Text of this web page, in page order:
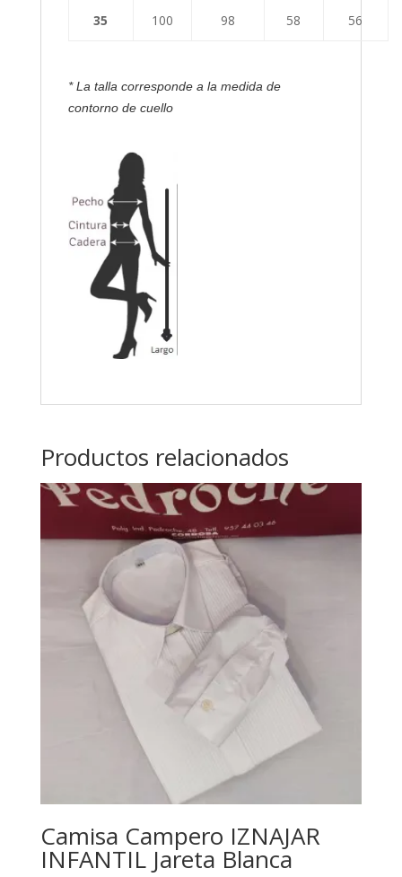
35 100 98 58 56
* La talla corresponde a la medida de
contorno de cuello
Productos relacionados
Camisa Campero IZNAJAR
INFANTIL Jareta Blanca